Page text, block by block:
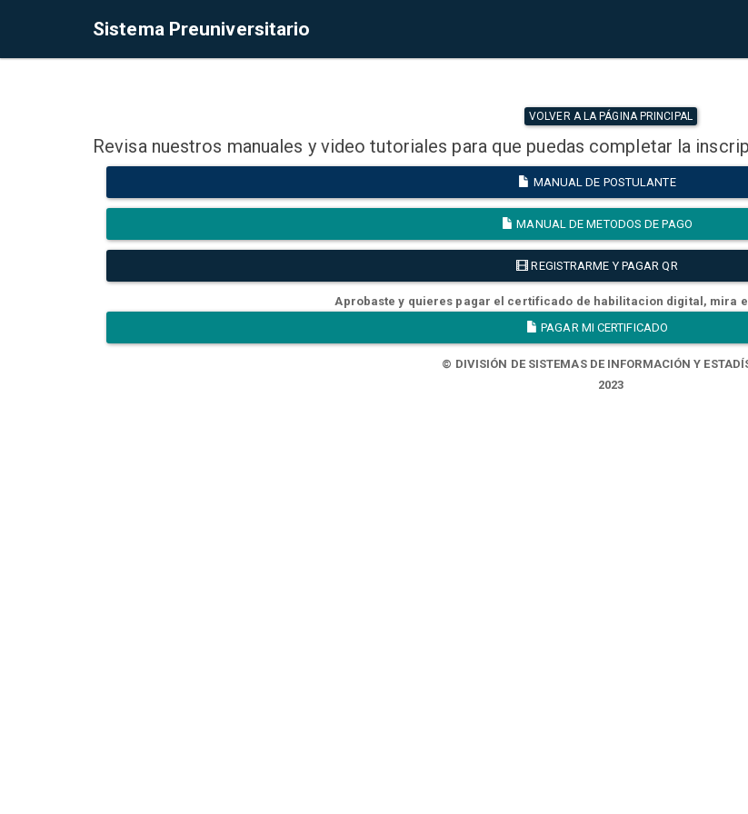
Sistema Preuniversitario
VOLVER A LA PÁGINA PRINCIPAL
Revisa nuestros manuales y video tutoriales para que puedas completar la
MANUAL DE POSTULANTE
MANUAL DE METODOS DE PAGO
REGISTRARME Y PAGAR QR
Aprobaste y quieres pagar el certificado de habilitacion digital, mira
PAGAR MI CERTIFICADO
© DIVISIÓN DE SISTEMAS DE INFORMACIÓN Y
2023